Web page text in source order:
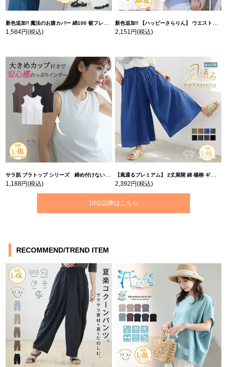
新色追加!! 魔法のお腹カバー 綿100 裾フレア Tシャツ | 大きいサイズの通販ならハッピーマリリン
1,584円(税込)
新色追加!! 【ハッピーさらりん】 ウエストタック入り スッキリ魅せ コクーントップス | 大きいサイズの通販ならハッピーマリリン
2,151円(税込)
サラ肌 ブラトップ シリーズ 締め付けない リブ タンクトップ | 大きいサイズの通販ならハッピーマリリン
1,188円(税込)
【風通るプレミアム】 2丈展開 綿 楊柳 ギャザー フレア スカンツ 【ウェストゴム】 | 大きいサイズの通販ならハッピーマリリン
2,392円(税込)
10位以降はこちら
RECOMMEND/TREND ITEM